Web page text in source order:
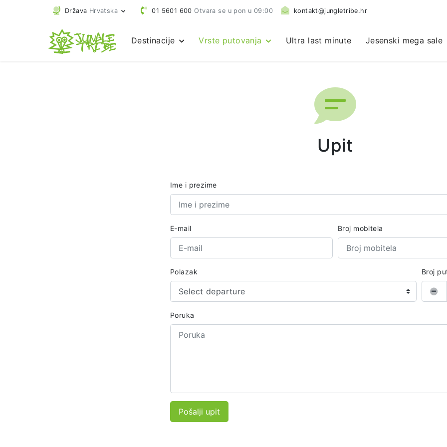
Država Hrvatska 01 5601 600 Otvara se u pon u 09:00 kontakt@jungletribe.hr
Destinacije Vrste putovanja Ultra last minute Jesenski mega sale
Upit
Ime i prezime
E-mail Broj mobitela
Polazak
Select departure
Broj
Poruka
Pošalji upit